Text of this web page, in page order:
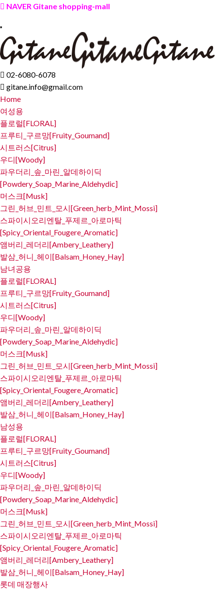
NAVER Gitane shopping-mall
02-6080-6078
gitane.info@gmail.com
Home
여성용
플로럴[FLORAL]
프루티_구르망[Fruity_Goumand]
시트러스[Citrus]
우디[Woody]
파우더리_솦_마린_알데하이딕
[Powdery_Soap_Marine_Aldehydic]
머스크[Musk]
그린_허브_민트_모시[Green_herb_Mint_Mossi]
스파이시오리엔탈_푸제르_아로마틱
[Spicy_Oriental_Fougere_Aromatic]
앰버리_레더리[Ambery_Leathery]
발삼_허니_헤이[Balsam_Honey_Hay]
남녀공용
플로럴[FLORAL]
프루티_구르망[Fruity_Goumand]
시트러스[Citrus]
우디[Woody]
파우더리_솦_마린_알데하이딕
[Powdery_Soap_Marine_Aldehydic]
머스크[Musk]
그린_허브_민트_모시[Green_herb_Mint_Mossi]
스파이시오리엔탈_푸제르_아로마틱
[Spicy_Oriental_Fougere_Aromatic]
앰버리_레더리[Ambery_Leathery]
발삼_허니_헤이[Balsam_Honey_Hay]
남성용
플로럴[FLORAL]
프루티_구르망[Fruity_Goumand]
시트러스[Citrus]
우디[Woody]
파우더리_솦_마린_알데하이딕
[Powdery_Soap_Marine_Aldehydic]
머스크[Musk]
그린_허브_민트_모시[Green_herb_Mint_Mossi]
스파이시오리엔탈_푸제르_아로마틱
[Spicy_Oriental_Fougere_Aromatic]
앰버리_레더리[Ambery_Leathery]
발삼_허니_헤이[Balsam_Honey_Hay]
롯데 매장행사